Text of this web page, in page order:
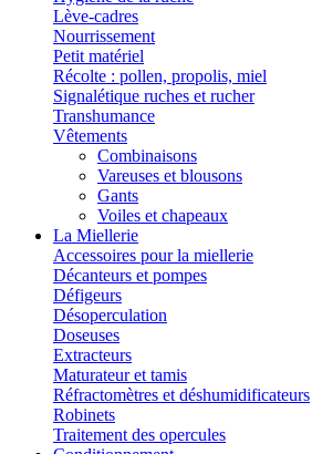
Lève-cadres
Nourrissement
Petit matériel
Récolte : pollen, propolis, miel
Signalétique ruches et rucher
Transhumance
Vêtements
Combinaisons
Vareuses et blousons
Gants
Voiles et chapeaux
La Miellerie
Accessoires pour la miellerie
Décanteurs et pompes
Défigeurs
Désoperculation
Doseuses
Extracteurs
Maturateur et tamis
Réfractomètres et déshumidificateurs
Robinets
Traitement des opercules